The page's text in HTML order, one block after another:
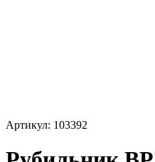
Артикул: 103392